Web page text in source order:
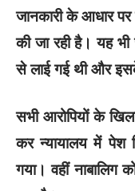
जानकारी के आधार
की जा रही है। यह
से लाई गई थी और
सभी आरोपियों के
कर न्यायालय में पेश
गया। वहीं नाबालिग